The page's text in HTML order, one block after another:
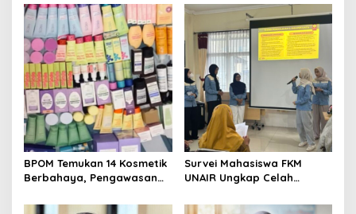
BPOM Temukan 14 Kosmetik
Berbahaya, Pengawasan
Diperketat
Survei Mahasiswa FKM
UNAIR Ungkap Celah
Permukiman Surabaya